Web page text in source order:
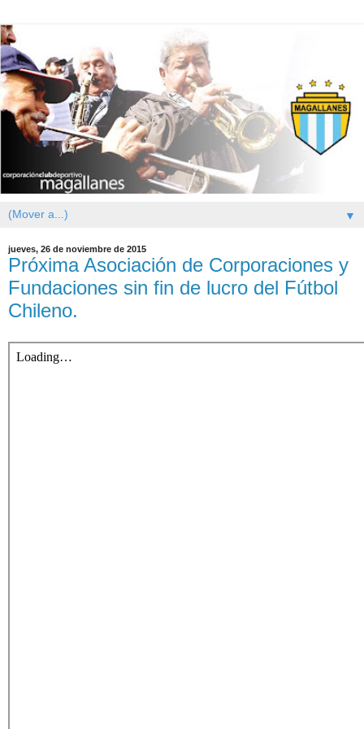
▼
jueves, 26 de noviembre de 2015
Próxima Asociación de Corporaciones y
Fundaciones sin fin de lucro del Fútbol
Chileno.